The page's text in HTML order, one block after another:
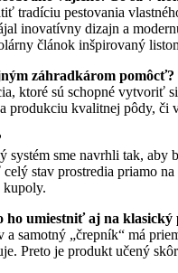
tradíciu pestovania
inovatívny dizajn a
článok inšpirovaný
záhradkárom pomôcť?
ktoré sú schopné vytvoriť
produkciu kvalitnej pôdy, či
systém sme navrhli tak,
stav prostredia priamo
kupoly.
ho umiestniť aj na klasický
samotný „črepník“ má
Preto je produkt učený